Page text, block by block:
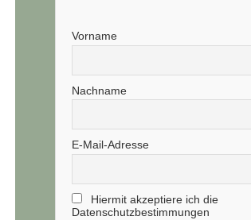
Vorname
Nachname
E-Mail-Adresse
Hiermit akzeptiere ich die
Datenschutzbestimmungen